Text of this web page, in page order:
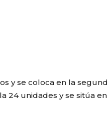
y se coloca en la
24 unidades y se sitúa